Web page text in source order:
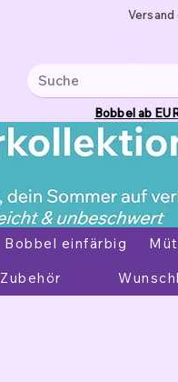
Bobbel ab
Bobbel einfärbig
Zubehör